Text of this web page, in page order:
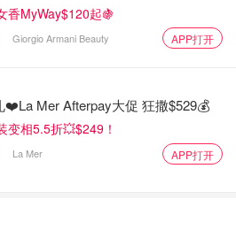
香MyWay$120起🍇
Giorgio Armani Beauty APP打开
❤️La Mer Afterpay大促 狂撒$529💰
变相5.5折💥$249！
La Mer APP打开